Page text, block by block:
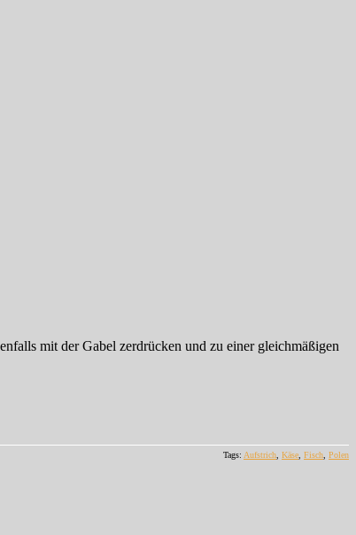
mit der Gabel zerdrücken und zu einer gleichmäßigen
Tags: Aufstrich, Käse, Fisch, Polen